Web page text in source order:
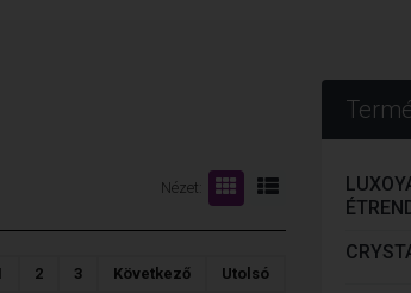
Nézet:
1 2 3 Következő Utolsó